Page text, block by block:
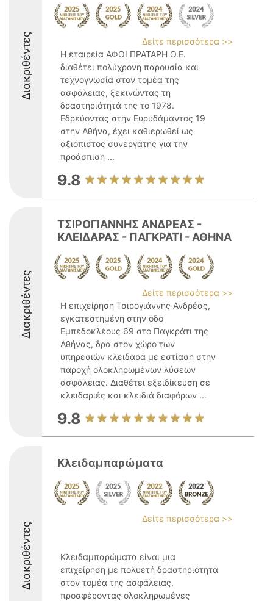
Διακριθέντες
Δείτε περισσότερα >>
Η εταιρεία ΑΦΟΙ ΠΡΑΤΑΡΗ Ο.Ε.
διαθέτει πολύχρονη παρουσία και
τεχνογνωσία στον τομέα της
ασφάλειας, ξεκινώντας τη
δραστηριότητά της το 1978.
Εδρεύοντας στην Ευρυδάμαντος 19
στην Αθήνα, έχει καθιερωθεί ως
αξιόπιστος συνεργάτης για την
προάσπιση ...
9.8
Διακριθέντες
ΤΣΙΡΟΓΙΑΝΝΗΣ ΑΝΔΡΕΑΣ -
ΚΛΕΙΔΑΡΑΣ - ΠΑΓΚΡΑΤΙ - ΑΘΗΝΑ
Δείτε περισσότερα >>
Η επιχείρηση Τσιρογιάννης Ανδρέας,
εγκατεστημένη στην οδό
Εμπεδοκλέους 69 στο Παγκράτι της
Αθήνας, δρα στον χώρο των
υπηρεσιών κλειδαρά με εστίαση στην
παροχή ολοκληρωμένων λύσεων
ασφάλειας. Διαθέτει εξειδίκευση σε
κλειδαριές και κλειδιά διαφόρων ...
9.8
Διακριθέντες
Κλειδαμπαρώματα
Δείτε περισσότερα >>
Κλειδαμπαρώματα είναι μια
επιχείρηση με πολυετή δραστηριότητα
στον τομέα της ασφάλειας,
προσφέροντας ολοκληρωμένες